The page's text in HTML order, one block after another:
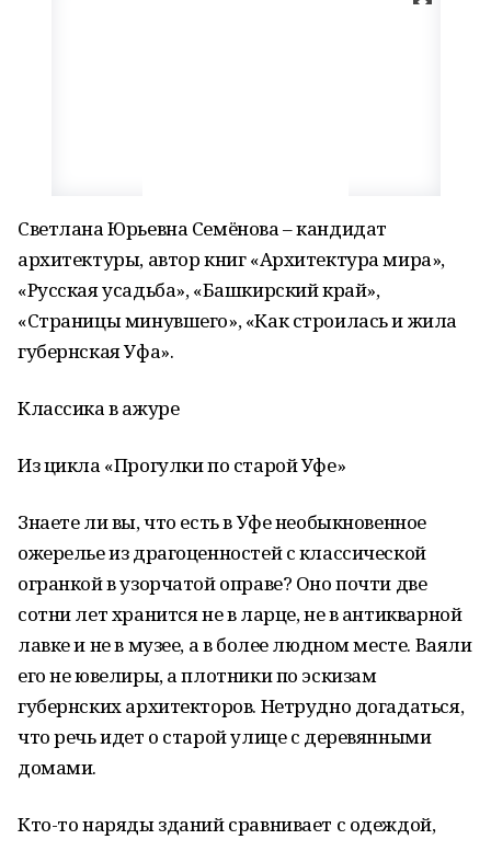
Светлана Юрьевна Семёнова – кандидат
архитектуры, автор книг «Архитектура мира»,
«Русская усадьба», «Башкирский край»,
«Страницы минувшего», «Как строилась и жила
губернская Уфа».
Классика в ажуре
Из цикла «Прогулки по старой Уфе»
Знаете ли вы, что есть в Уфе необыкновенное
ожерелье из драгоценностей с классической
огранкой в узорчатой оправе? Оно почти две
сотни лет хранится не в ларце, не в антикварной
лавке и не в музее, а в более людном месте. Ваяли
его не ювелиры, а плотники по эскизам
губернских архитекторов. Нетрудно догадаться,
что речь идет о старой улице с деревянными
домами.
Кто-то наряды зданий сравнивает с одеждой,